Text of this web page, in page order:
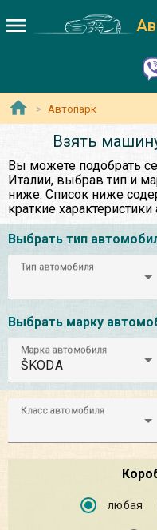
Автопарк
Взять
Вы можете подобрать
Италии, выбрав тип и
ниже. Список ниже
краткие
Выбрать тип
Тип автомобиля
Выбрать марку
Марка автомобиля
ŠKODA
Класс автомобиля
любая